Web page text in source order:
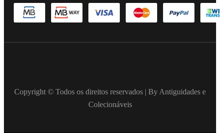
Copyright © Todos os direitos reservados | By Antiguidades e
Colecionáveis